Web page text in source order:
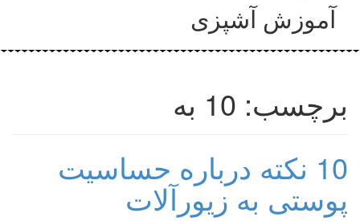
آموزش آشپزی
برچسب: 10 به
10 نکته درباره حساسیت
پوستی به زیورآلات